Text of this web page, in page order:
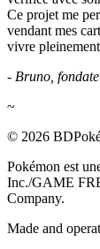
Ce projet me
vendant mes
vivre
- Bruno,
~
© 2026
Pokémon est
Inc./GAME
Company.
Made and